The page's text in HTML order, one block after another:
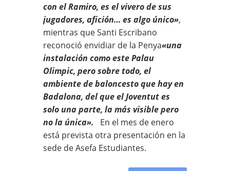
con el Ramiro, es el vivero de sus
jugadores, afición… es algo único»,
mientras que Santi Escribano
reconoció envidiar de la Penya«una
instalación como este Palau
Olimpic, pero sobre todo, el
ambiente de baloncesto que hay en
Badalona, del que el Joventut es
solo una parte, la más visible pero
no la única». En el mes de enero
está prevista otra presentación en la
sede de Asefa Estudiantes.